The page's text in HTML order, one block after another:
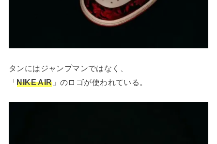
タンにはジャンプマンではなく、
「NIKE AIR」のロゴが使われている。